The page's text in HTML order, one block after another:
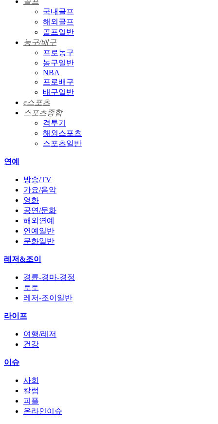
국내골프
해외골프
골프일반
농구/배구
프로농구
농구일반
NBA
프로배구
배구일반
e스포츠
스포츠종합
격투기
해외스포츠
스포츠일반
연예
방송/TV
가요/음악
영화
공연/문화
해외연예
연예일반
문화일반
레저&조이
경륜-경마-경정
토토
레저-조이일반
라이프
여행/레저
건강
이슈
사회
칼럼
피플
온라인이슈